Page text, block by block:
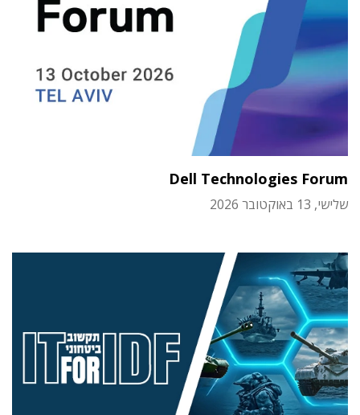
Dell Technologies Forum
שלישי, 13 באוקטובר 2026